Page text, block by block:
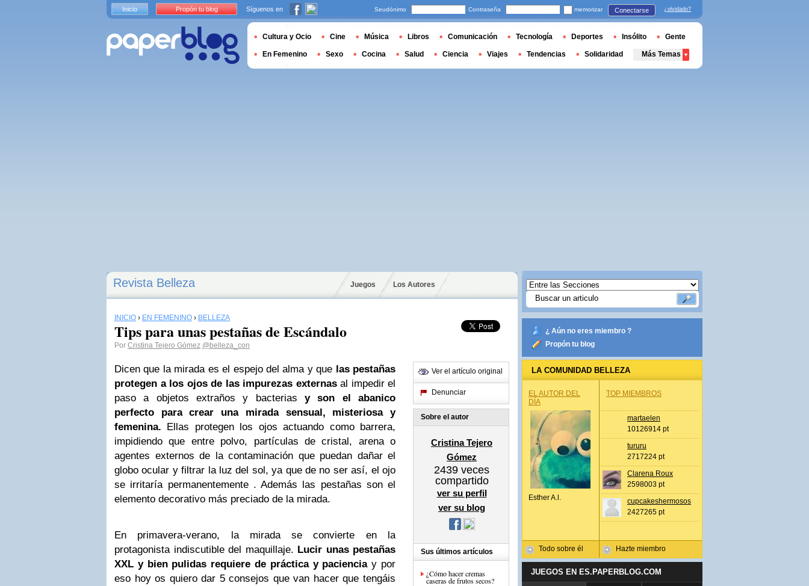
Revista Belleza Juegos Los Autores
INICIO › EN FEMENINO › BELLEZA
Tips para unas pestañas de Escándalo
Por Cristina Tejero Gómez @belleza_con
Dicen que la mirada es el espejo del alma y que las pestañas
protegen a los ojos de las impurezas externasal impedir el
paso a objetos extraños y bacterias y son el abanico
perfecto para crear una mirada sensual, misteriosa y
femenina. Ellas protegen los ojos actuando como barrera,
impidiendo que entre polvo, partículas de cristal, arena o
agentes externos de la contaminación que puedan dañar el
globo ocular y filtrar la luz del sol, ya que de no ser así, el ojo
se irritaría permanentemente . Además las pestañas son el
elemento decorativo más preciado de la mirada.
En primavera-verano, la mirada se convierte en la
protagonista indiscutible del maquillaje. Lucir unas pestañas
XXL y bien pulidas requiere de práctica y pacienciay por
eso hoy os quiero dar 5 consejos que van hacer que tengáis
Ver el artículo original
Denunciar
Sobre el autor
Cristina Tejero
Gómez
2439 veces
compartido
ver su perfil
ver su blog
Sus últimos artículos
¿Cómo hacer cremas
caseras de frutos secos?
¿ Aún no eres miembro ?
Propón tu blog
LA COMUNIDAD BELLEZA
EL AUTOR DEL
DÍA
Esther A.l.
Todo sobre él
TOP MIEMBROS
martaelen
10126914 pt
tururu
2717224 pt
Clarena Roux
2598003 pt
cupcakeshermosos
2427265 pt
Hazte miembro
JUEGOS EN ES.PAPERBLOG.COM
Inicio Propón tu blog Síguenos en Seudónimo Contraseña memorizar Conectarse ¿olvidado?
Cultura y Ocio Cine Música Libros Comunicación Tecnología Deportes Insólito Gente
En Femenino Sexo Cocina Salud Ciencia Viajes Tendencias Solidaridad Más Temas